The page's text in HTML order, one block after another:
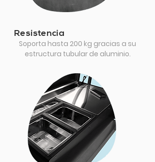
Resistencia
Soporta hasta 200 kg gracias a su
estructura tubular de aluminio.